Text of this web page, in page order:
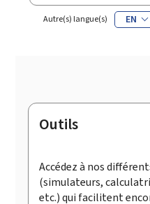
Autre(s) langue(s) EN
Pied
page
Outils
Accédez à nos
(simulateurs,
etc.) qui facilitent